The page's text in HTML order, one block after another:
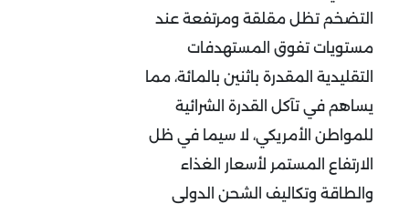
التضخم تظل مقلقة ومرتفعة عند
مستويات تفوق المستهدفات
التقليدية المقدرة باثنين بالمائة، مما
يساهم في تآكل القدرة الشرائية
للمواطن الأمريكي، لا سيما في ظل
الارتفاع المستمر لأسعار الغذاء
والطاقة وتكاليف الشحن الدولي